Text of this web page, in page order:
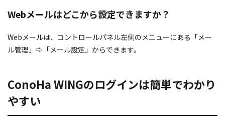
Webメールはどこから設定できますか？
Webメールは、コントロールパネル左側のメニューにある「メー
ル管理」⇨「メール設定」からできます。
ConoHa WINGのログインは簡単でわかり
やすい